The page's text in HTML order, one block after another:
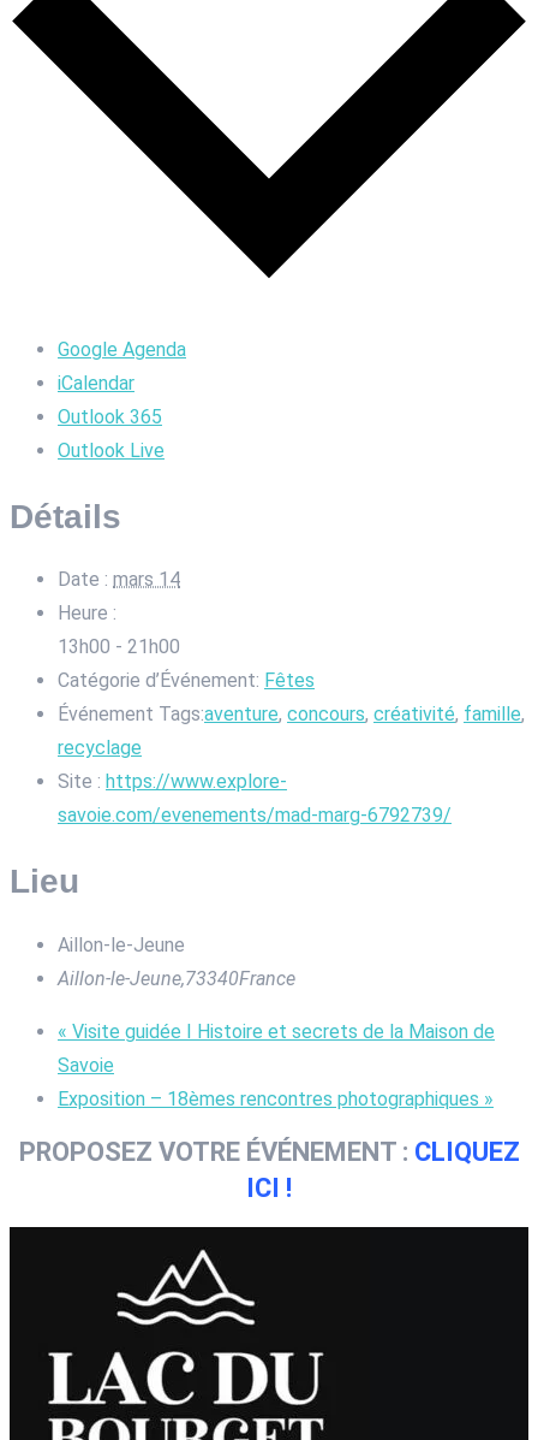
Google Agenda
iCalendar
Outlook 365
Outlook Live
Détails
Date : mars 14
Heure :
13h00 - 21h00
Catégorie d’Événement: Fêtes
Événement Tags:aventure, concours, créativité, famille,
recyclage
Site : https://www.explore-
savoie.com/evenements/mad-marg-6792739/
Lieu
Aillon-le-Jeune
Aillon-le-Jeune,73340France
« Visite guidée I Histoire et secrets de la Maison de
Savoie
Exposition – 18èmes rencontres photographiques »
PROPOSEZ VOTRE ÉVÉNEMENT : CLIQUEZ
ICI !